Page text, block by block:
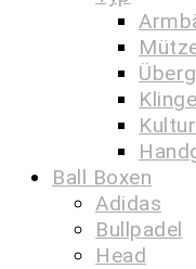
Ball Boxen
Adidas
Bullpadel
Head